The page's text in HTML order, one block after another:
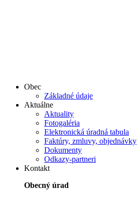
Obec
Základné údaje
Aktuálne
Aktuality
Fotogaléria
Elektronická úradná tabula
Faktúry, zmluvy, objednávky
Dokumenty
Odkazy-partneri
Kontakt
Obecný úrad